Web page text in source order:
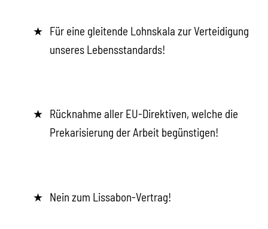
Für eine gleitende Lohnskala zur Verteidigung
unseres Lebensstandards!
Rücknahme aller EU-Direktiven, welche die
Prekarisierung der Arbeit begünstigen!
Nein zum Lissabon-Vertrag!